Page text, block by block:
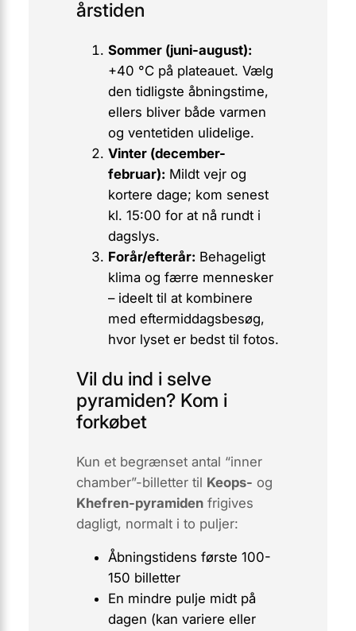
årstiden
Sommer (juni-august):
+40 °C på plateauet. Vælg
den tidligste åbningstime,
ellers bliver både varmen
og ventetiden ulidelige.
Vinter (december-
februar): Mildt vejr og
kortere dage; kom senest
kl. 15:00 for at nå rundt i
dagslys.
Forår/efterår: Behageligt
klima og færre mennesker
– ideelt til at kombinere
med eftermiddagsbesøg,
hvor lyset er bedst til fotos.
Vil du ind i selve
pyramiden? Kom i
forkøbet
Kun et begrænset antal “inner
chamber”-billettertil Keops- og
Khefren-pyramidenfrigives
dagligt, normalt i to puljer:
Åbningstidens første 100-
150 billetter
En mindre pulje midt på
dagen (kan variere eller